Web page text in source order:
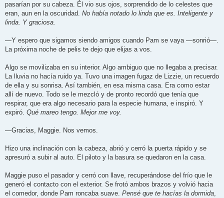
pasarían por su cabeza. Él vio sus ojos, sorprendido de lo celestes que
eran, aun en la oscuridad. No había notado lo linda que es. Inteligente y
linda. Y graciosa.
—Y espero que sigamos siendo amigos cuando Pam se vaya —sonrió—.
La próxima noche de pelis te dejo que elijas a vos.
Algo se movilizaba en su interior. Algo ambiguo que no llegaba a precisar.
La lluvia no hacía ruido ya. Tuvo una imagen fugaz de Lizzie, un recuerdo
de ella y su sonrisa. Así también, en esa misma casa. Era como estar
allí de nuevo. Todo se le mezcló y de pronto recordó que tenía que
respirar, que era algo necesario para la especie humana, e inspiró. Y
expiró. Qué mareo tengo. Mejor me voy.
—Gracias, Maggie. Nos vemos.
Hizo una inclinación con la cabeza, abrió y cerró la puerta rápido y se
apresuró a subir al auto. El piloto y la basura se quedaron en la casa.
Maggie puso el pasador y cerró con llave, recuperándose del frío que le
generó el contacto con el exterior. Se frotó ambos brazos y volvió hacia
el comedor, donde Pam roncaba suave. Pensé que te hacías la dormida,